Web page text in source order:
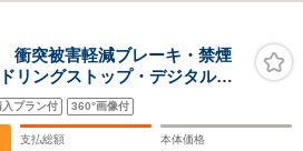
突被害軽減ブレーキ・禁煙
リングストップ・デジタルメ
入プラン付 360°画像付
支払総額 本体価格